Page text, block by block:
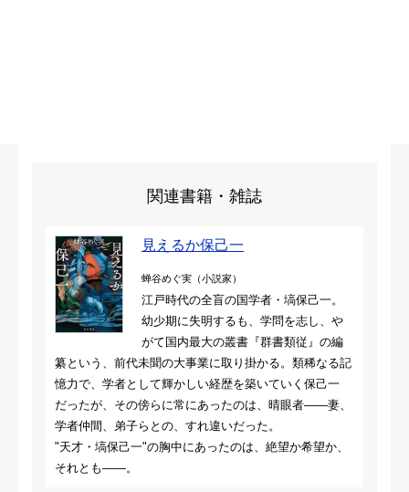
関連書籍・雑誌
見えるか保己一
蝉谷めぐ実（小説家）
江戸時代の全盲の国学者・塙保己一。
幼少期に失明するも、学問を志し、や
がて国内最大の叢書『群書類従』の編
纂という、前代未聞の大事業に取り掛かる。類稀なる記
憶力で、学者として輝かしい経歴を築いていく保己一
だったが、その傍らに常にあったのは、晴眼者――妻、
学者仲間、弟子らとの、すれ違いだった。
"天才・塙保己一"の胸中にあったのは、絶望か希望か、
それとも――。